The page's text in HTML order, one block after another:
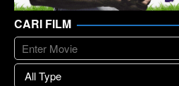
CARI FILM